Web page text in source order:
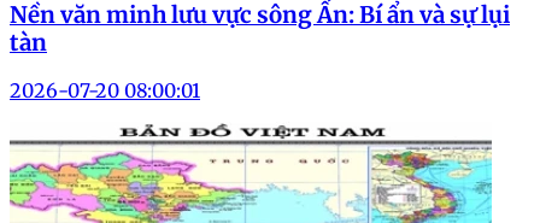
Nền văn minh lưu vực sông Ấn: Bí ẩn và sự lụi
tàn
2026-07-20 08:00:01